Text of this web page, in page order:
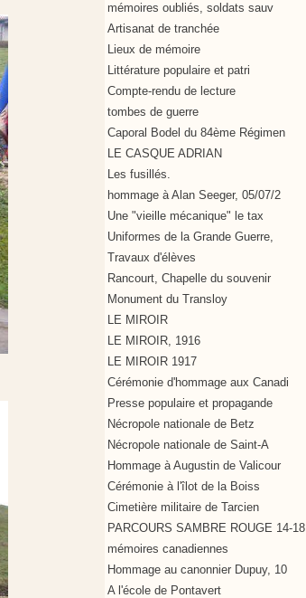
mémoires oubliés, soldats sauv
Artisanat de tranchée
Lieux de mémoire
Littérature populaire et patri
Compte-rendu de lecture
tombes de guerre
Caporal Bodel du 84ème Régimen
LE CASQUE ADRIAN
Les fusillés.
hommage à Alan Seeger, 05/07/2
Une "vieille mécanique" le tax
Uniformes de la Grande Guerre,
Travaux d'élèves
Rancourt, Chapelle du souvenir
Monument du Transloy
LE MIROIR
LE MIROIR, 1916
LE MIROIR 1917
Cérémonie d'hommage aux Canadi
Presse populaire et propagande
Nécropole nationale de Betz
Nécropole nationale de Saint-A
Hommage à Augustin de Valicour
Cérémonie à l'îlot de la Boiss
Cimetière militaire de Tarcien
PARCOURS SAMBRE ROUGE 14-18
mémoires canadiennes
Hommage au canonnier Dupuy, 10
A l'école de Pontavert